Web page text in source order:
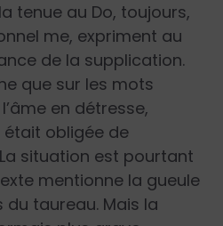
tenue au Do, toujours,
me, expriment au
de la supplication.
que sur les mots
en détresse,
était obligée de
situation est pourtant
mentionne la gueule
taureau. Mais la